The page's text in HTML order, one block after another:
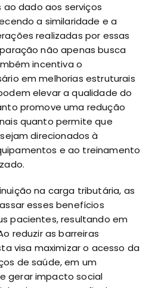
ao dado aos serviços
a similaridade e a
realizadas por essas
não apenas busca
incentiva o
em melhorias estruturais
elevar a qualidade do
promove uma redução
quanto permite que
direcionados à
e ao treinamento
na carga tributária, as
esses benefícios
pacientes, resultando em
reduzir as barreiras
visa maximizar o acesso da
de saúde, em um
gerar impacto social